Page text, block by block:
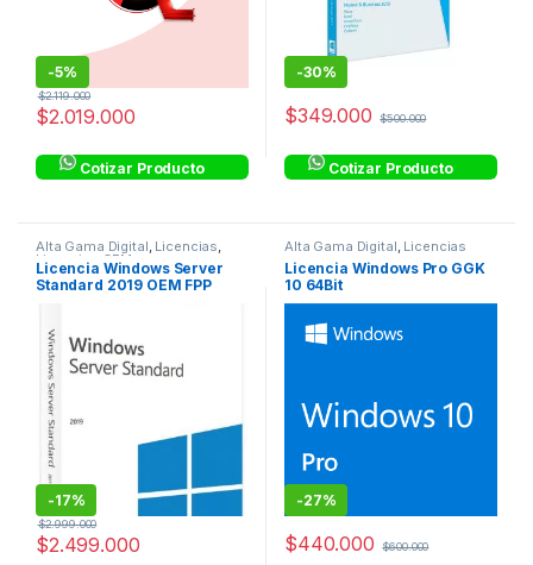
-5%
$2.019.000
$2.119.000
Cotizar Producto
-30%
$349.000 $500.000
Cotizar Producto
Alta Gama Digital, Licencias,
Licencias OEM
Licencia Windows Server
Standard 2019 OEM FPP
-17%
$2.499.000
$2.999.000
Alta Gama Digital, Licencias
Licencia Windows Pro GGK
10 64Bit
-27%
$440.000 $600.000